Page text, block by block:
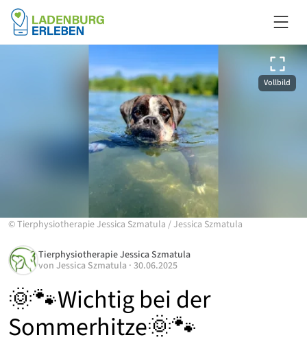
Vollbild
©Tierphysiotherapie Jessica Szmatula / Jessica Szmatula
🌞🐾Wichtig bei der
Sommerhitze🌞🐾
Tierphysiotherapie Jessica Szmatula
von Jessica Szmatula · 30.06.2025